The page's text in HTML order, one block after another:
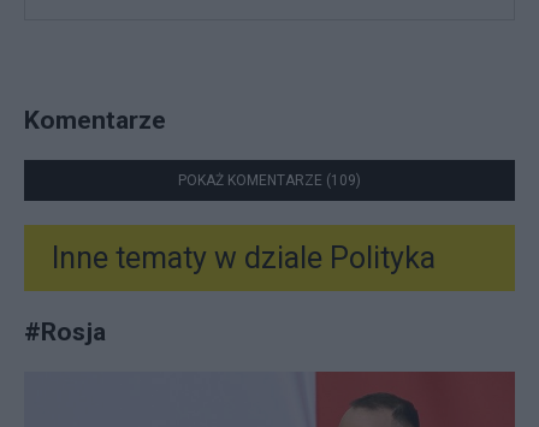
Komentarze
POKAŻ KOMENTARZE (109)
Inne tematy w dziale Polityka
#Rosja